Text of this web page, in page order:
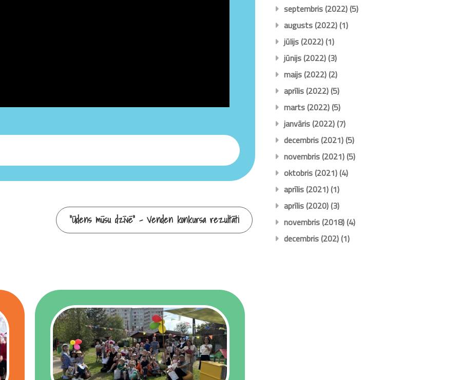
“Ūdens mūsu dzīvē” – Venden konkursa rezultāti
septembris (2022)(5)
augusts (2022)(1)
jūlijs (2022)(1)
jūnijs (2022)(3)
maijs (2022)(2)
aprīlis (2022)(5)
marts (2022)(5)
janvāris (2022)(7)
decembris (2021)(5)
novembris (2021)(5)
oktobris (2021)(4)
aprīlis (2021)(1)
aprīlis (2020)(3)
novembris (2018)(4)
decembris (202)(1)